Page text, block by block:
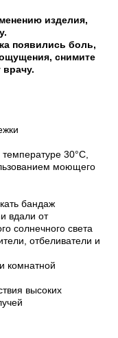
изделия,
появились боль,
снимите
30°С,
моющего
бандаж
вдали от
солнечного света
отбеливатели и
комнатной
высоких